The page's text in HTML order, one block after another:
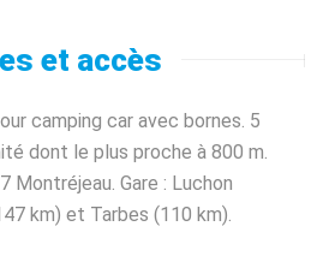
et accès
camping car avec bornes. 5
dont le plus proche à 800 m.
Montréjeau. Gare : Luchon
km) et Tarbes (110 km).